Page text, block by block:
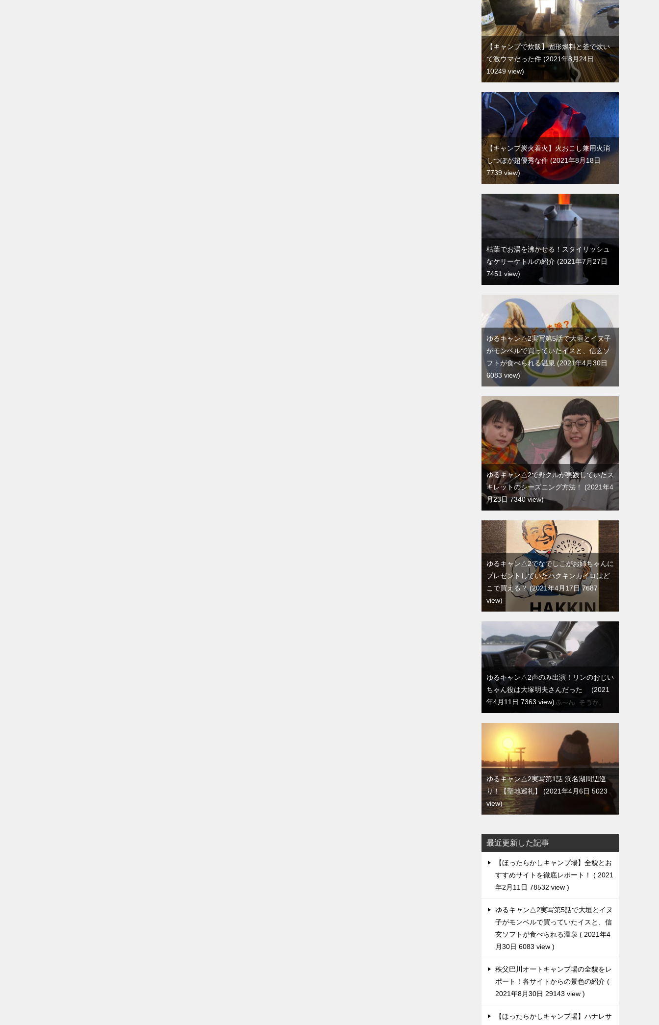
【キャンプで炊飯】固形燃料と釜で炊い
て激ウマだった件
2021年8月24日
10249 view
【キャンプ炭火着火】火おこし兼用火消
しつぼが超優秀な件
2021年8月18日
7739 view
枯葉でお湯を沸かせる！スタイリッシュ
なケリーケトルの紹介 2021年7月27日
7451 view
ゆるキャン△2実写第5話で大垣とイヌ子
がモンベルで買っていたイスと、信玄ソ
フトが食べられる温泉
2021年4月30日
6083 view
ゆるキャン△2で野クルが実践していたス
キレットのシーズニング方法！
2021年4
月23日 7340 view
ゆるキャン△2でなでしこがお姉ちゃんに
プレゼントしていたハクキンカイロはど
こで買える？ 2021年4月17日 7687
view
ゆるキャン△2声のみ出演！リンのおじい
ちゃん役は大塚明夫さんだった
2021
年4月11日 7363 view
ゆるキャン△2実写第1話 浜名湖周辺巡
り！【聖地巡礼】
2021年4月6日 5023
view
最近更新した記事
【ほったらかしキャンプ場】全貌とお
すすめサイトを徹底レポート！
2021
年2月11日 78532 view
ゆるキャン△2実写第5話で大垣とイヌ
子がモンベルで買っていたイスと、信
玄ソフトが食べられる温泉
2021年4
月30日 6083 view
秩父巴川オートキャンプ場の全貌をレ
ポート！各サイトからの景色の紹介
2021年8月30日 29143 view
【ほったらかしキャンプ場】ハナレサ